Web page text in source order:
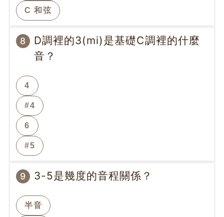
C 和弦
8
D調裡的3(mi)是基礎C調裡的什麼
音？
4
#4
6
#5
9 3-5是幾度的音程關係？
半音